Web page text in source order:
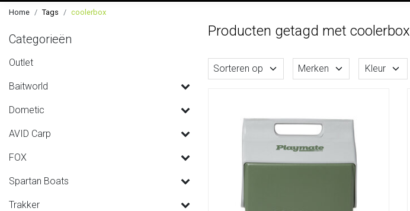
Home Tags coolerbox
Categorieën
Outlet
Baitworld
Dometic
AVID Carp
FOX
Spartan Boats
Trakker
Producten getagd met coolerbox
Sorteren op Merken Kleur